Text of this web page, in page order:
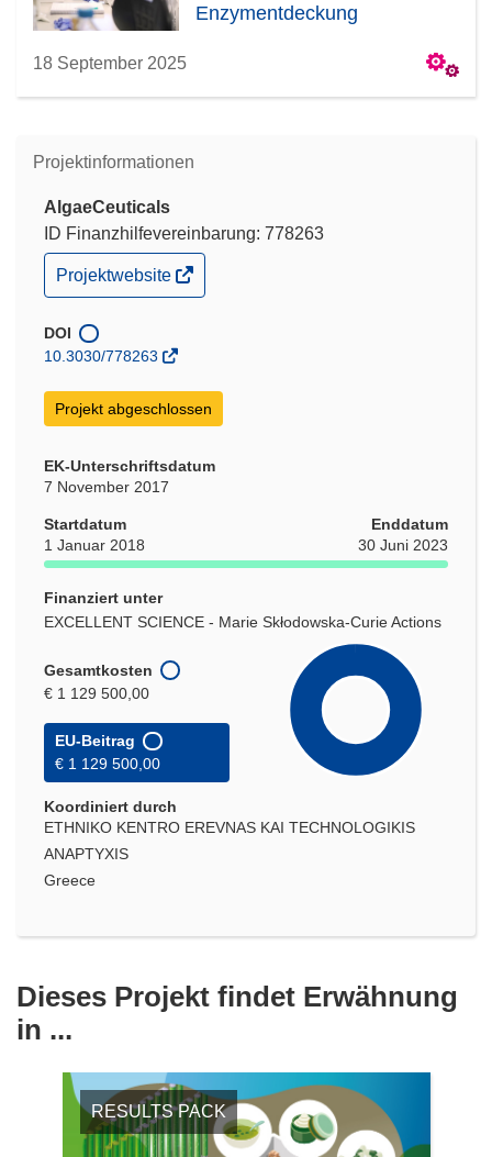
Enzymentdeckung
18 September 2025
Projektinformationen
AlgaeCeuticals
ID Finanzhilfevereinbarung: 778263
(öffnet
in
Fenster)
Projektwebsite
DOI
10.3030/778263
Projekt abgeschlossen
EK-Unterschriftsdatum
7 November 2017
Startdatum
1 Januar 2018
Enddatum
30 Juni 2023
Finanziert unter
EXCELLENT SCIENCE - Marie Skłodowska-Curie Actions
Gesamtkosten
€ 1 129 500,00
EU-Beitrag
€ 1 129 500,00
Koordiniert durch
ETHNIKO KENTRO EREVNAS KAI TECHNOLOGIKIS
ANAPTYXIS
Greece
Dieses Projekt findet Erwähnung
in ...
RESULTS PACK